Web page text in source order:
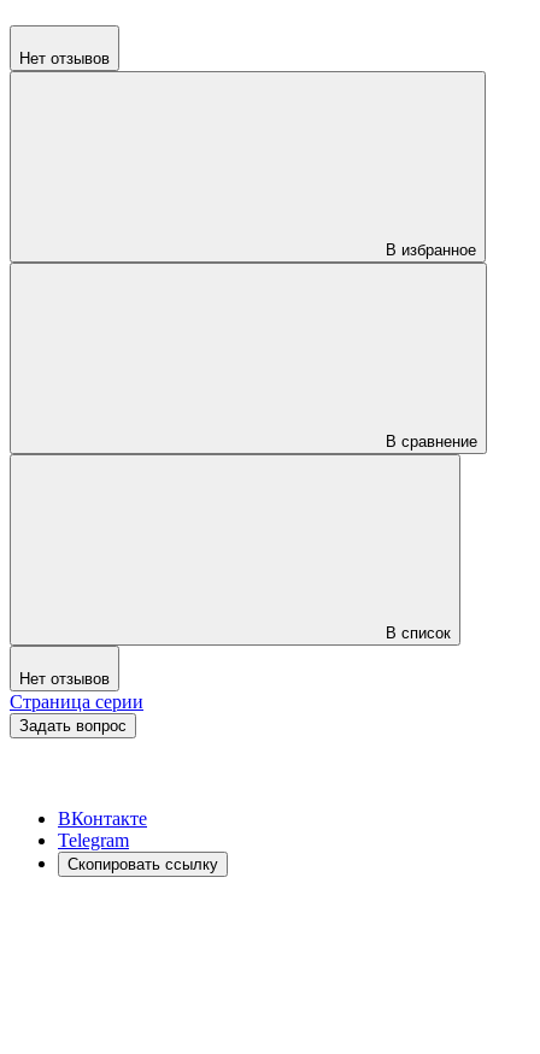
Нет отзывов
В избранное
В сравнение
В список
Нет отзывов
Страница серии
Задать вопрос
ВКонтакте
Telegram
Скопировать ссылку